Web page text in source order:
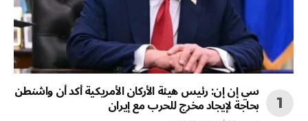
سي إن إن: رئيس هيئة الأركان الأمريكية أكد أن واشنطن
بحاجة لإيجاد مخرج للحرب مع إيران